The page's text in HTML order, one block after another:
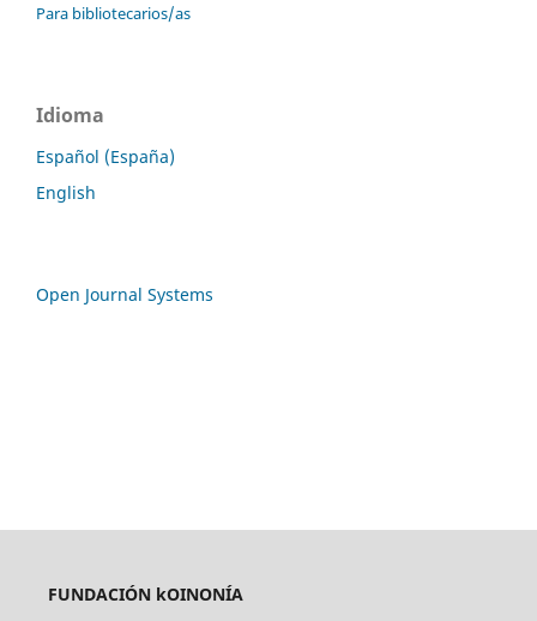
Para bibliotecarios/as
Idioma
Español (España)
English
Open Journal Systems
FUNDACIÓN kOINONÍA